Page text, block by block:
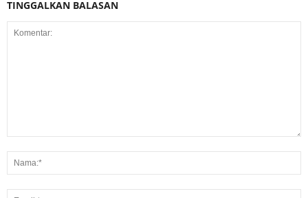
TINGGALKAN BALASAN